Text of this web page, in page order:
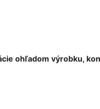
ohľadom výrobku,